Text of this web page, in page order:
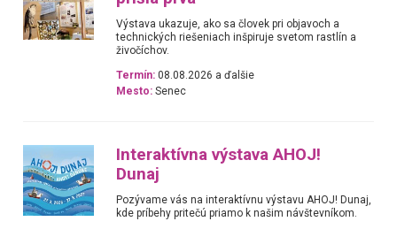
Výstava ukazuje, ako sa človek pri objavoch a
technických riešeniach inšpiruje svetom rastlín a
živočíchov.
Termín: 08.08.2026 a ďalšie
Mesto: Senec
Interaktívna výstava AHOJ!
Dunaj
Pozývame vás na interaktívnu výstavu AHOJ! Dunaj,
kde príbehy pritečú priamo k našim návštevníkom.